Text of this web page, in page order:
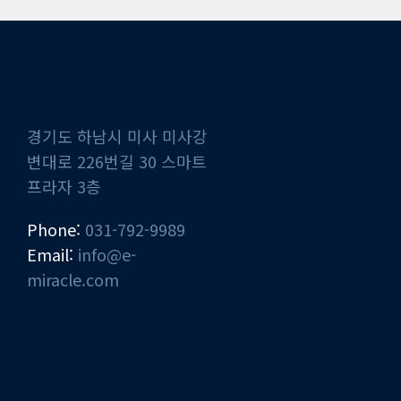
경기도 하남시 미사 미사강
변대로 226번길 30 스마트
프라자 3층
Phone: 031-792-9989
Email: info@e-
miracle.com